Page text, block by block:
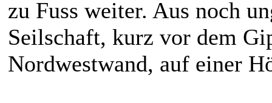
zu Fuss weiter. Aus noch
Seilschaft, kurz vor dem
Nordwestwand, auf einer